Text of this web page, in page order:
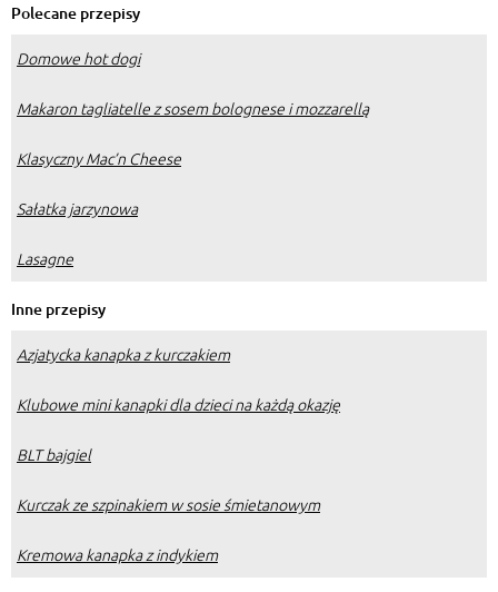
Polecane przepisy
Domowe hot dogi
Makaron tagliatelle z sosem bolognese i mozzarellą
Klasyczny Mac’n Cheese
Sałatka jarzynowa
Lasagne
Inne przepisy
Azjatycka kanapka z kurczakiem
Klubowe mini kanapki dla dzieci na każdą okazję
BLT bajgiel
Kurczak ze szpinakiem w sosie śmietanowym
Kremowa kanapka z indykiem